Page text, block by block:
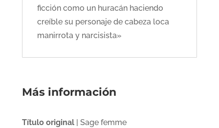
ficción como un huracán haciendo
creíble su personaje de cabeza loca
manirrota y narcisista»
Más información
Título original| Sage femme